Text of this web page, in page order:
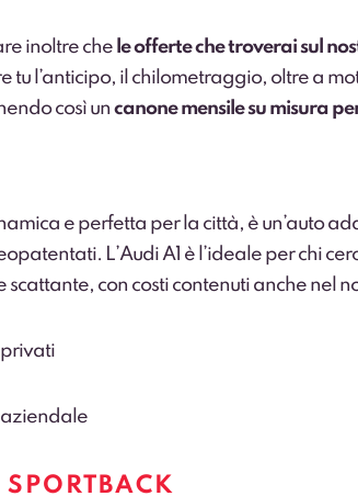
inoltre chele offerte che troverai sul
tu l’anticipo, il chilometraggio, oltre a
così un canone mensile su misura
e perfetta per la città, è un’auto
. L’Audi A1 è l’ideale per chi
scattante, con costi contenuti anche nel
privati
aziendale